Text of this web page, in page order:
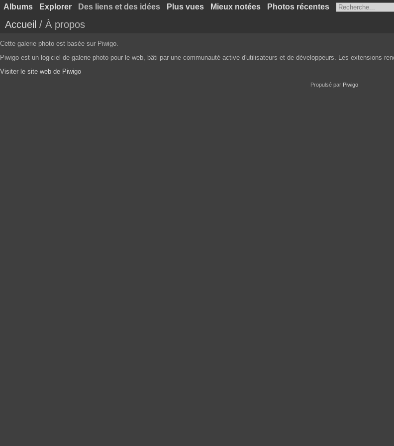
Albums Explorer Des liens et des idées Plus vues Mieux notées Photos récentes
Accueil / À propos
Cette galerie photo est basée sur Piwigo.
Piwigo est un logiciel de galerie photo pour le web, bâti par une communauté active d'utilisateurs et de développeurs. Les extensions
Visiter le site web de Piwigo
Propulsé par Piwigo